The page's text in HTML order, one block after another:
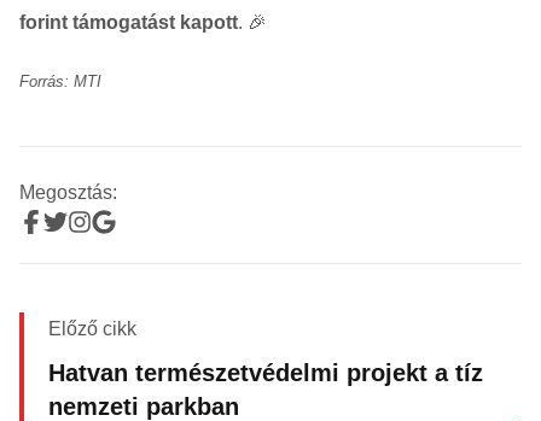
forint támogatást kapott. 🎉
Forrás: MTI
Megosztás:
Előző cikk
Hatvan természetvédelmi projekt a tíz
nemzeti parkban